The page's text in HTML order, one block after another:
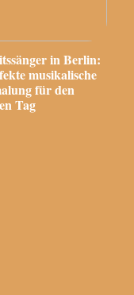
in Berlin:
musikalische
für den
Tag